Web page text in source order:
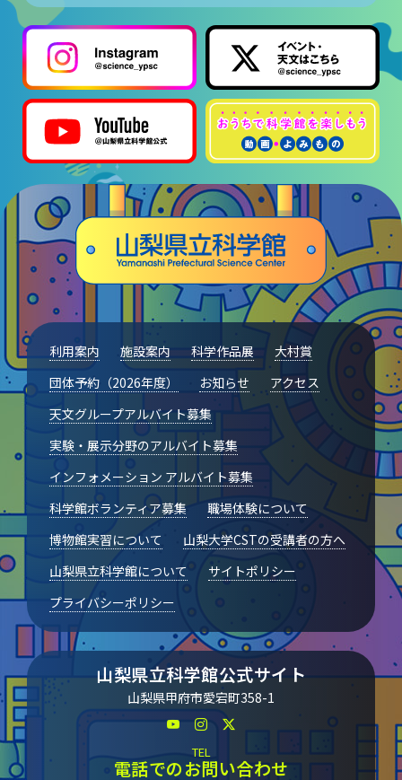
天文グループアルバイト募集
実験・展示分野のアルバイト募集
インフォメーション アルバイト募集
科学館ボランティア募集
職場体験・実習・CST
職場体験について
博物館実習について
山梨大学CSTの受講者の方へ
名誉館長あいさつ
お知らせ
サイトポリシー
プライバシーポリシー
プラネタリウム
イベント
動画配信
利用案内 施設案内 科学作品展
大村賞
団体予約（2026年度）
お知らせ
アクセス
天文グループアルバイト募集
実験・展示分野のアルバイト募集
インフォメーション アルバイト募集
科学館ボランティア募集
職場体験について
博物館実習について
山梨大学CSTの受講者の方へ
山梨県立科学館について
サイトポリシー
プライバシーポリシー
山梨県立科学館公式サイト
山梨県甲府市愛宕町358-1
TEL
電話でのお問い合わせ